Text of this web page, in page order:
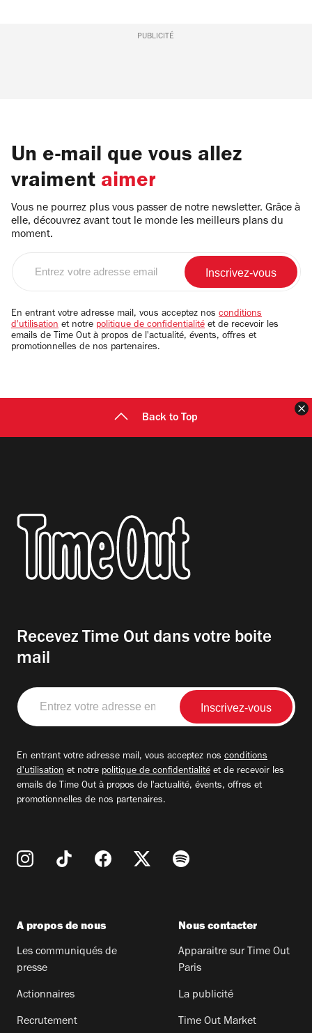
PUBLICITÉ
Un e-mail que vous allez
vraiment aimer
Vous ne pourrez plus vous passer de notre newsletter. Grâce à
elle, découvrez avant tout le monde les meilleurs plans du
moment.
email
En entrant votre adresse mail, vous acceptez nos conditions
d'utilisation et notre politique de confidentialité et de recevoir les
emails de Time Out à propos de l'actualité, évents, offres et
promotionnelles de nos partenaires.
Back to Top
Recevez Time Out dans votre boite
mail
Entrez
votre
adresse
En entrant votre adresse mail, vous acceptez nos conditions
d'utilisation et notre politique de confidentialité et de recevoir les
emails de Time Out à propos de l'actualité, évents, offres et
promotionnelles de nos partenaires.
A propos de nous
Les communiqués de
presse
Actionnaires
Recrutement
Nous contacter
Apparaitre sur Time Out
Paris
La publicité
Time Out Market